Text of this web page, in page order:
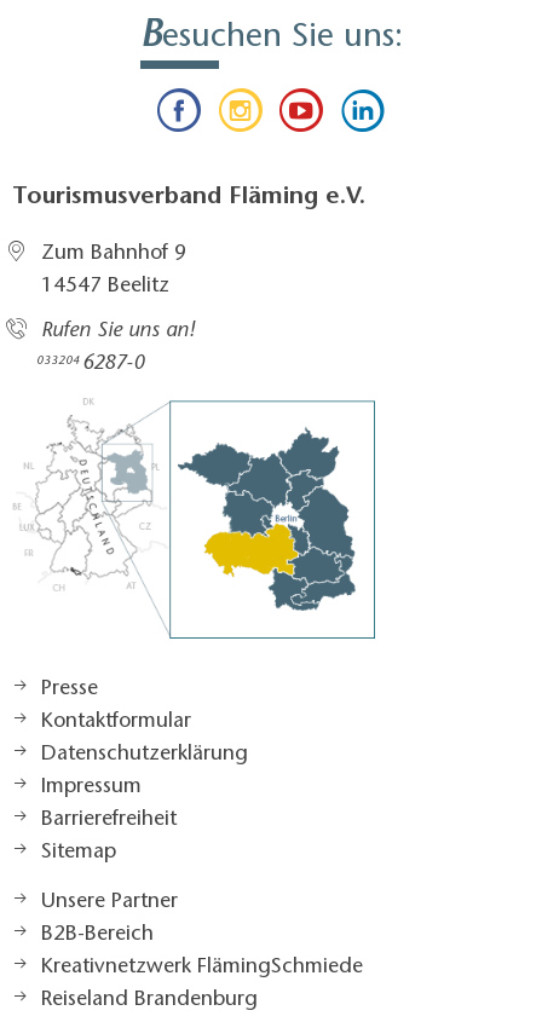
Besuchen Sie uns:
Tourismusverband Fläming e.V.
Zum Bahnhof 9
14547 Beelitz
Rufen Sie uns an!
033204 6287-0
Presse
Kontaktformular
Datenschutzerklärung
Impressum
Barrierefreiheit
Sitemap
Unsere Partner
B2B-Bereich
Kreativnetzwerk FlämingSchmiede
Reiseland Brandenburg